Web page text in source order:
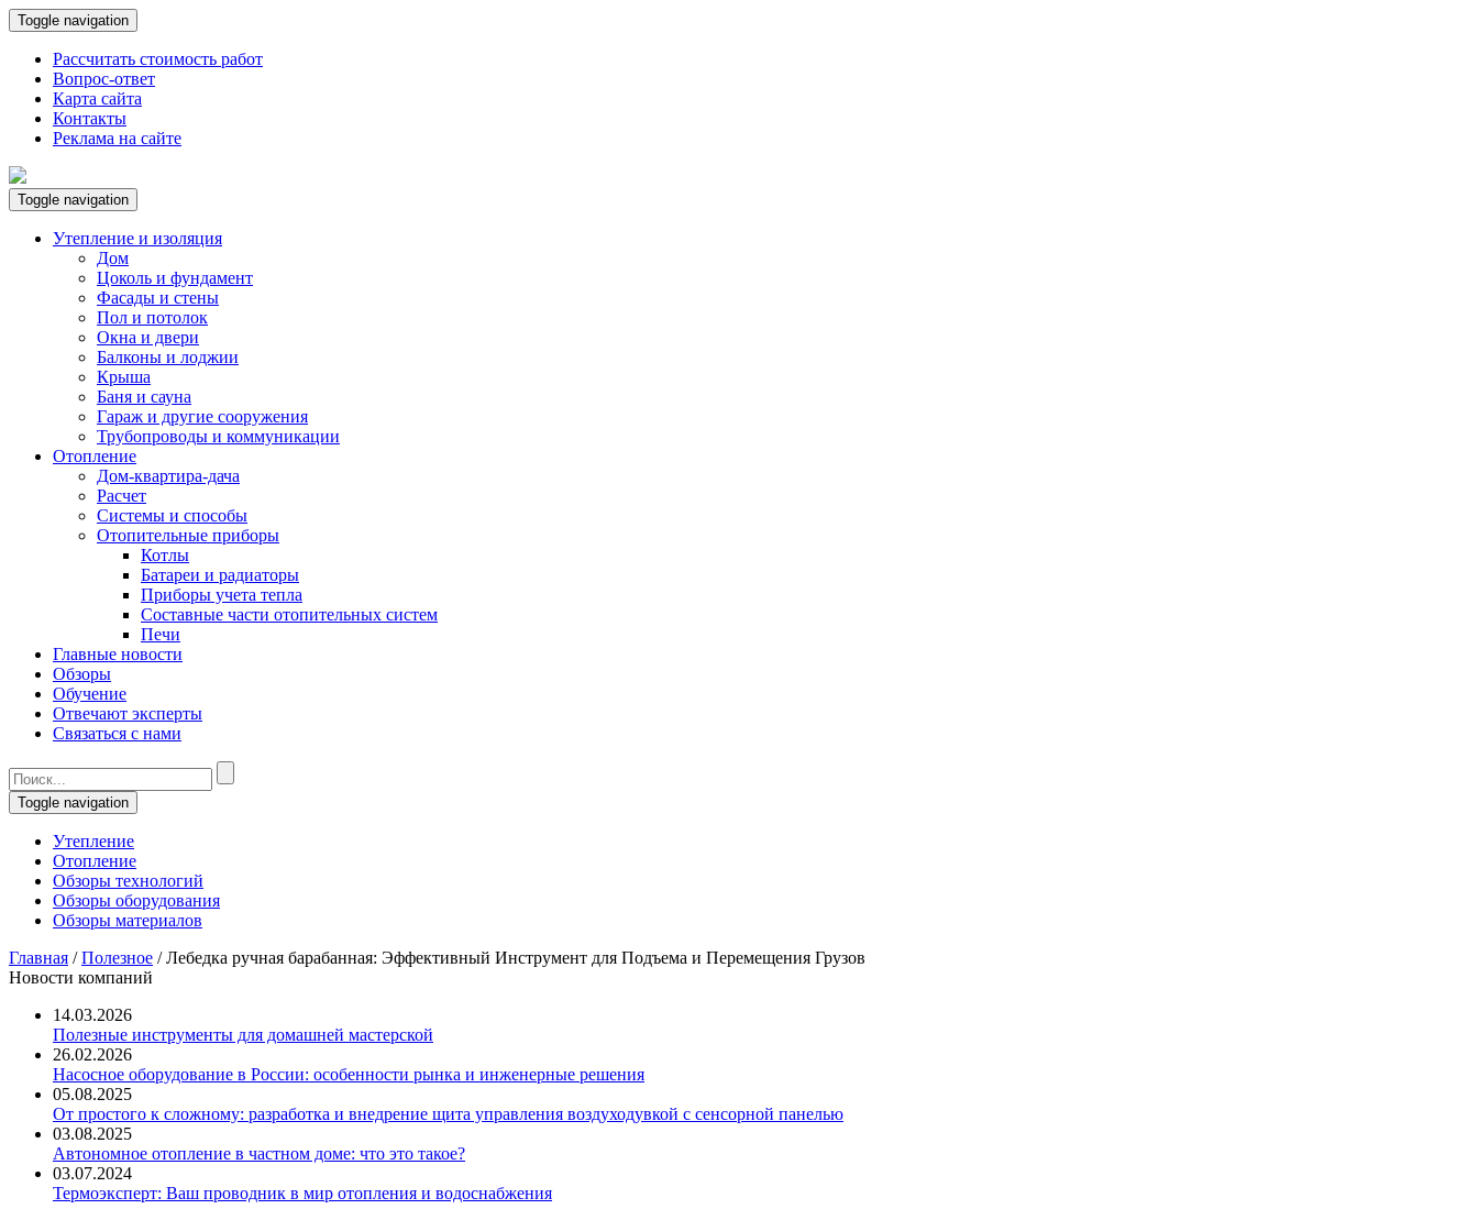
Toggle navigation
Рассчитать стоимость работ
Вопрос-ответ
Карта сайта
Контакты
Реклама на сайте
Toggle navigation
Утепление и изоляция
Дом
Цоколь и фундамент
Фасады и стены
Пол и потолок
Окна и двери
Балконы и лоджии
Крыша
Баня и сауна
Гараж и другие сооружения
Трубопроводы и коммуникации
Отопление
Дом-квартира-дача
Расчет
Системы и способы
Отопительные приборы
Котлы
Батареи и радиаторы
Приборы учета тепла
Составные части отопительных систем
Печи
Главные новости
Обзоры
Обучение
Отвечают эксперты
Связаться с нами
Toggle navigation
Утепление
Отопление
Обзоры технологий
Обзоры оборудования
Обзоры материалов
Главная /Полезное /Лебедка ручная барабанная: Эффективный Инструмент для Подъема и Перемещения Грузов
Новости компаний
14.03.2026
Полезные инструменты для домашней мастерской
26.02.2026
Насосное оборудование в России: особенности рынка и инженерные решения
05.08.2025
От простого к сложному: разработка и внедрение щита управления воздуходувкой с сенсорной панелью
03.08.2025
Автономное отопление в частном доме: что это такое?
03.07.2024
Термоэксперт: Ваш проводник в мир отопления и водоснабжения